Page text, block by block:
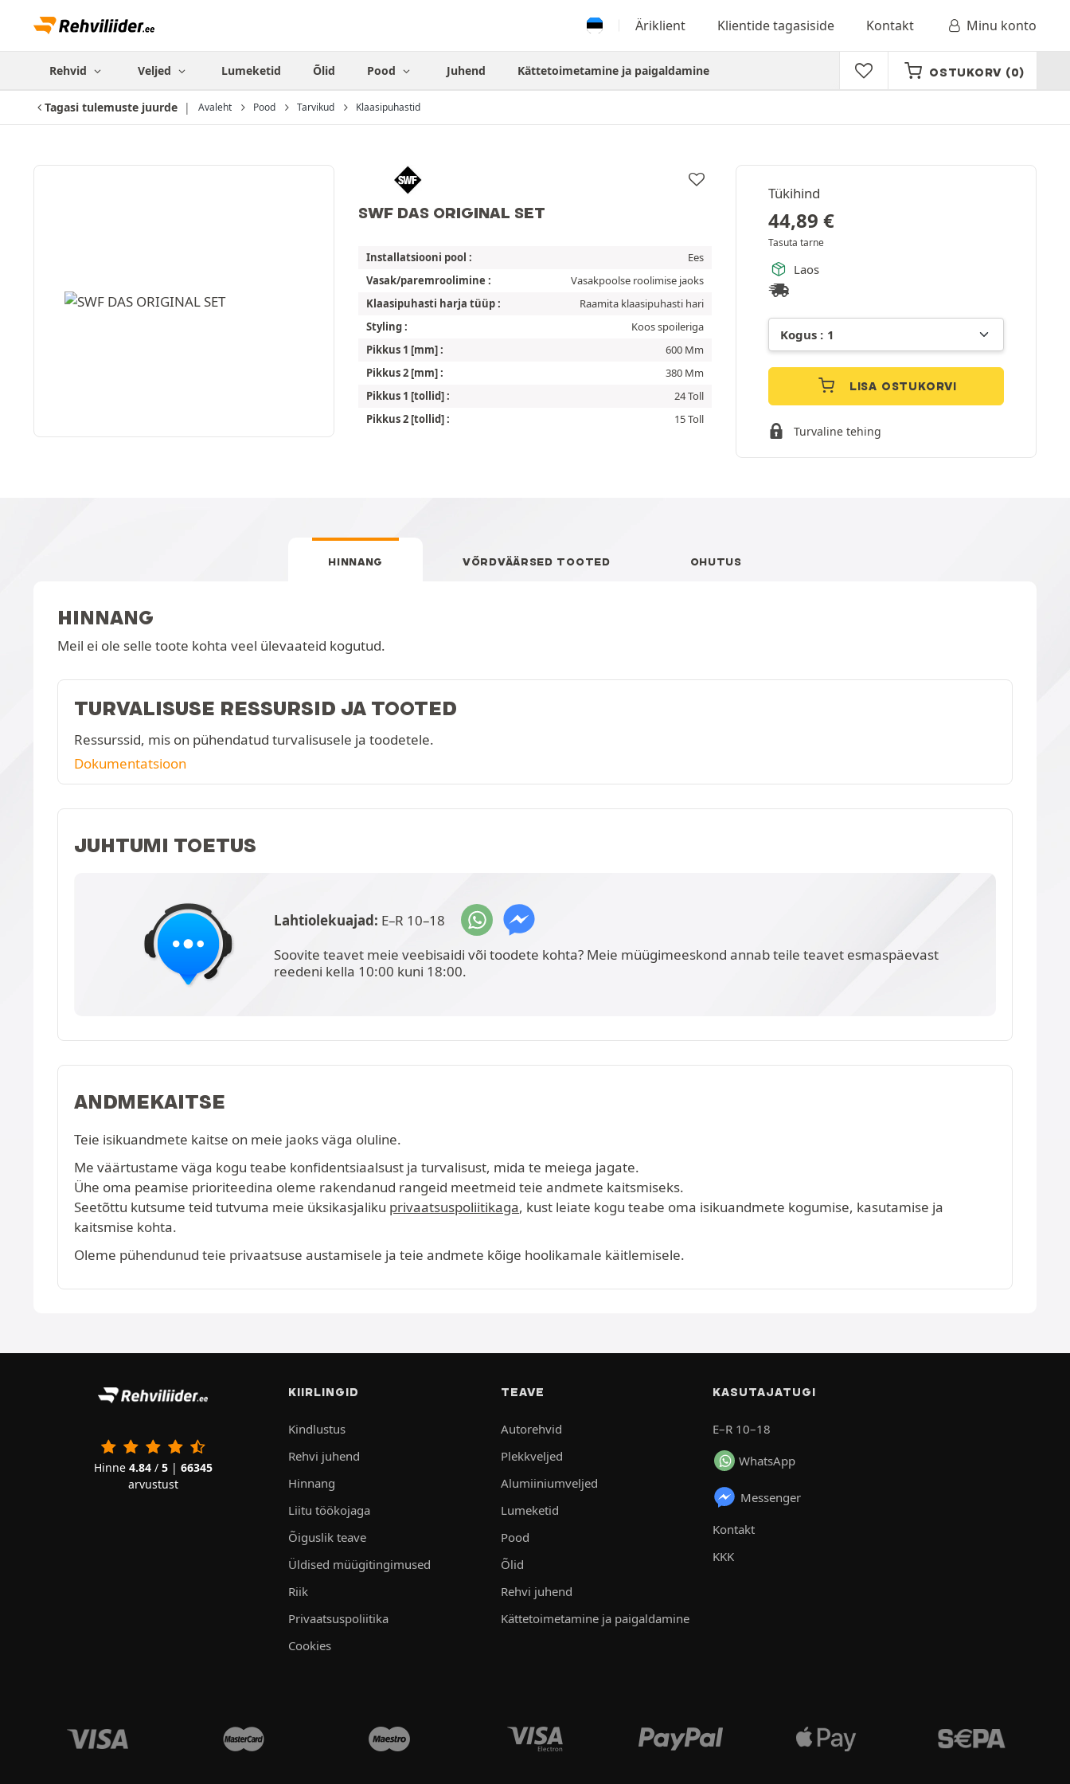
Äriklient Klientide tagasiside Kontakt Minu konto
Rehvid Veljed Lumeketid Õlid Pood Juhend Kättetoimetamine ja paigaldamine OSTUKORV (0)
Tagasi tulemuste juurde Avaleht Pood Tarvikud Klaasipuhastid
SWF DAS ORIGINAL SET
Tükihind
44,89 €
Tasuta tarne
Laos
LISA OSTUKORVI
Turvaline tehing
Installatsiooni pool :
Ees
Vasak/paremroolimine :
Vasakpoolse roolimise jaoks
Klaasipuhasti harja tüüp :
Raamita klaasipuhasti hari
Styling :
Koos spoileriga
Pikkus 1 [mm] :
600 Mm
Pikkus 2 [mm] :
380 Mm
Pikkus 1 [tollid] :
24 Toll
Pikkus 2 [tollid] :
15 Toll
HINNANG VÕRDVÄÄRSED TOOTED OHUTUS
HINNANG
Meil ei ole selle toote kohta veel ülevaateid kogutud.
TURVALISUSE RESSURSID JA TOOTED
Ressurssid, mis on pühendatud turvalisusele ja toodetele.
Dokumentatsioon
JUHTUMI TOETUS
Lahtiolekuajad: E–R 10–18
Soovite teavet meie veebisaidi või toodete kohta? Meie müügimeeskond annab teile teavet esmaspäevast
reedeni kella 10:00 kuni 18:00.
ANDMEKAITSE
Teie isikuandmete kaitse on meie jaoks väga oluline.
Me väärtustame väga kogu teabe konfidentsiaalsust ja turvalisust, mida te meiega jagate.
Ühe oma peamise prioriteedina oleme rakendanud rangeid meetmeid teie andmete kaitsmiseks.
Seetõttu kutsume teid tutvuma meie üksikasjaliku privaatsuspoliitikaga, kust leiate kogu teabe oma isikuandmete kogumise, kasutamise ja
kaitsmise kohta.
Oleme pühendunud teie privaatsuse austamisele ja teie andmete kõige hoolikamale käitlemisele.
Hinne 4.84/ 5| 66345
arvustust
KIIRLINGID
Kindlustus
Rehvi juhend
Hinnang
Liitu töökojaga
Õiguslik teave
Üldised müügitingimused
Riik
Privaatsuspoliitika
Cookies
TEAVE
Autorehvid
Plekkveljed
Alumiiniumveljed
Lumeketid
Pood
Õlid
Rehvi juhend
Kättetoimetamine ja paigaldamine
KASUTAJATUGI
E–R 10–18
WhatsApp
Messenger
Kontakt
KKK